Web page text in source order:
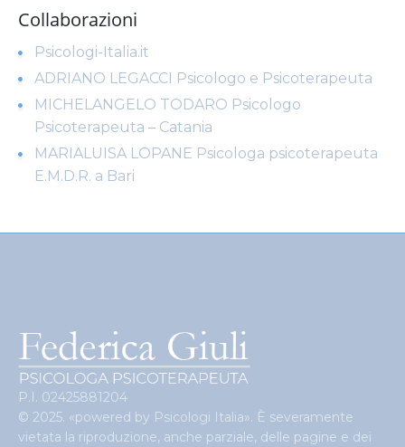
Collaborazioni
Psicologi-Italia.it
ADRIANO LEGACCI Psicologo e Psicoterapeuta
MICHELANGELO TODARO Psicologo
Psicoterapeuta – Catania
MARIALUISA LOPANE Psicologa psicoterapeuta
E.M.D.R. a Bari
P.I. 02425881204
© 2025. «powered by Psicologi Italia». È severamente
vietata la riproduzione, anche parziale, delle pagine e dei